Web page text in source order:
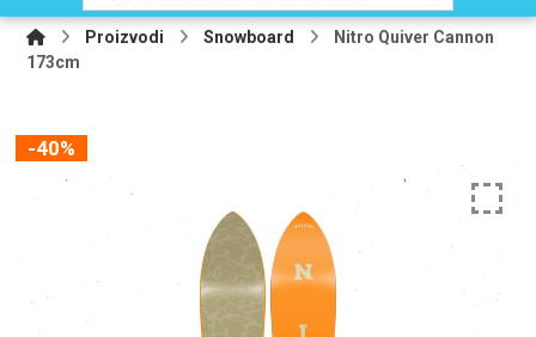
Proizvodi Snowboard
Nitro Quiver Cannon
173cm
-40%